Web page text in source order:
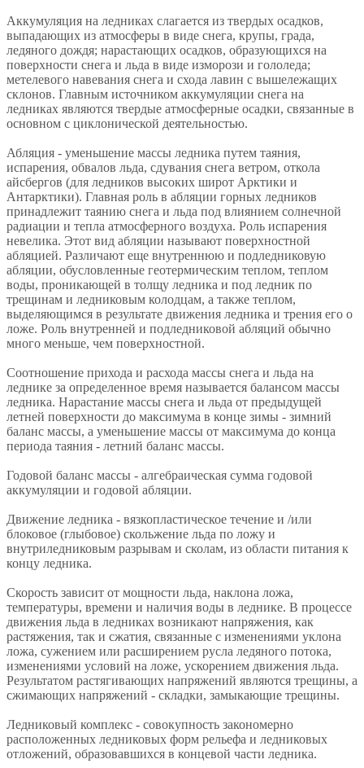
Аккумуляция на ледниках слагается из твердых осадков,
выпадающих из атмосферы в виде снега, крупы, града,
ледяного дождя; нарастающих осадков, образующихся на
поверхности снега и льда в виде изморози и гололеда;
метелевого навевания снега и схода лавин с вышележащих
склонов. Главным источником аккумуляции снега на
ледниках являются твердые атмосферные осадки, связанные в
основном с циклонической деятельностью.
Абляция - уменьшение массы ледника путем таяния,
испарения, обвалов льда, сдувания снега ветром, откола
айсбергов (для ледников высоких широт Арктики и
Антарктики). Главная роль в абляции горных ледников
принадлежит таянию снега и льда под влиянием солнечной
радиации и тепла атмосферного воздуха. Роль испарения
невелика. Этот вид абляции называют поверхностной
абляцией. Различают еще внутреннюю и подледниковую
абляции, обусловленные геотермическим теплом, теплом
воды, проникающей в толщу ледника и под ледник по
трещинам и ледниковым колодцам, а также теплом,
выделяющимся в результате движения ледника и трения его о
ложе. Роль внутренней и подледниковой абляций обычно
много меньше, чем поверхностной.
Соотношение прихода и расхода массы снега и льда на
леднике за определенное время называется балансом массы
ледника. Нарастание массы снега и льда от предыдущей
летней поверхности до максимума в конце зимы - зимний
баланс массы, а уменьшение массы от максимума до конца
периода таяния - летний баланс массы.
Годовой баланс массы - алгебраическая сумма годовой
аккумуляции и годовой абляции.
Движение ледника - вязкопластическое течение и /или
блоковое (глыбовое) скольжение льда по ложу и
внутриледниковым разрывам и сколам, из области питания к
концу ледника.
Скорость зависит от мощности льда, наклона ложа,
температуры, времени и наличия воды в леднике. В процессе
движения льда в ледниках возникают напряжения, как
растяжения, так и сжатия, связанные с изменениями уклона
ложа, сужением или расширением русла ледяного потока,
изменениями условий на ложе, ускорением движения льда.
Результатом растягивающих напряжений являются трещины, а
сжимающих напряжений - складки, замыкающие трещины.
Ледниковый комплекс - совокупность закономерно
расположенных ледниковых форм рельефа и ледниковых
отложений, образовавшихся в концевой части ледника.